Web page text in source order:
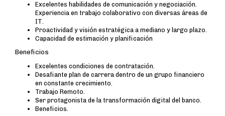
Excelentes habilidades de comunicación y negociación.
Experiencia en trabajo colaborativo con diversas áreas de
IT.
Proactividad y visión estratégica a mediano y largo plazo.
Capacidad de estimación y planificación
Beneficios
Excelentes condiciones de contratación.
Desafiante plan de carrera dentro de un grupo financiero
en constante crecimiento.
Trabajo Remoto.
Ser protagonista de la transformación digital del banco.
Beneficios.